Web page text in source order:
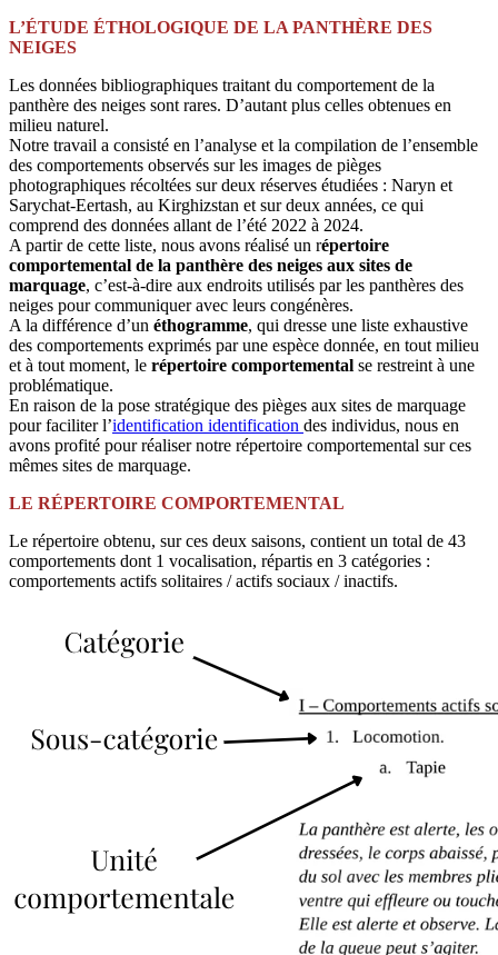
L’ÉTUDE ÉTHOLOGIQUE DE LA PANTHÈRE DES
NEIGES
Les données bibliographiques traitant du comportement de la
panthère des neiges sont rares. D’autant plus celles obtenues en
milieu naturel.
Notre travail a consisté en l’analyse et la compilation de l’ensemble
des comportements observés sur les images de pièges
photographiques récoltées sur deux réserves étudiées : Naryn et
Sarychat-Eertash, au Kirghizstan et sur deux années, ce qui
comprend des données allant de l’été 2022 à 2024.
A partir de cette liste, nous avons réalisé un répertoire
comportemental de la panthère des neiges aux sites de
marquage, c’est-à-dire aux endroits utilisés par les panthères des
neiges pour communiquer avec leurs congénères.
A la différence d’un éthogramme, qui dresse une liste exhaustive
des comportements exprimés par une espèce donnée, en tout milieu
et à tout moment, le répertoire comportemental se restreint à une
problématique.
En raison de la pose stratégique des pièges aux sites de marquage
pour faciliter l’identification identification des individus, nous en
avons profité pour réaliser notre répertoire comportemental sur ces
mêmes sites de marquage.
LE RÉPERTOIRE COMPORTEMENTAL
Le répertoire obtenu, sur ces deux saisons, contient un total de 43
comportements dont 1 vocalisation, répartis en 3 catégories :
comportements actifs solitaires / actifs sociaux / inactifs.